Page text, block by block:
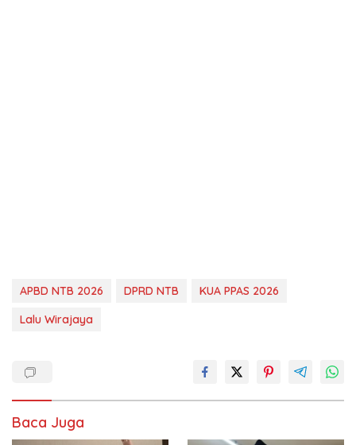
APBD NTB 2026 DPRD NTB
KUA PPAS 2026
Lalu Wirajaya
Baca Juga